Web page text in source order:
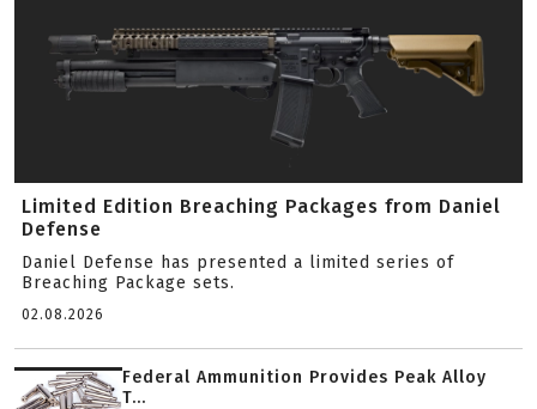
Limited Edition Breaching Packages from Daniel
Defense
Daniel Defense has presented a limited series of
Breaching Package sets.
02.08.2026
Federal Ammunition Provides Peak Alloy
T...